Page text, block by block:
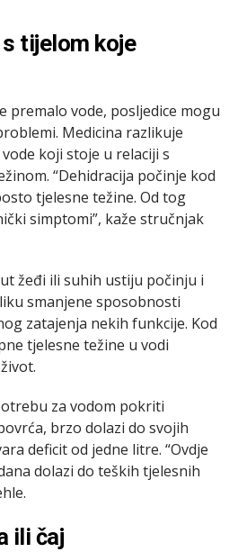
tijelom koje
premalo vode, posljedice mogu
Medicina razlikuje
koji stoje u relaciji s
“Dehidracija počinje kod
tjelesne težine. Od tog
simptomi”, kaže stručnjak
žeđi ili suhih ustiju počinju i
smanjene sposobnosti
zatajenja nekih funkcije. Kod
tjelesne težine u vodi
za vodom pokriti
brzo dolazi do svojih
deficit od jedne litre. “Ovdje
dolazi do teških tjelesnih
ili čaj